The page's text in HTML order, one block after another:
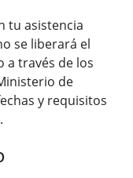
tu asistencia
se liberará el
a través de los
de
y requisitos